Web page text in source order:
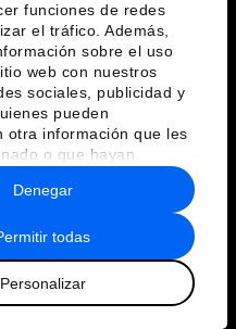
funciones de redes
el tráfico. Además,
sobre el uso
web con nuestros
sociales, publicidad y
pueden
otra información que les
o que hayan
del uso que haya
todas
Personalizar
Denegar
Economic Outlook
What Do
Address
y normas de uso
Mundial